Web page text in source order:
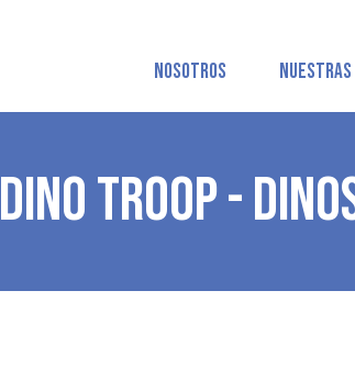
NOSOTROS
DINO TROOP -